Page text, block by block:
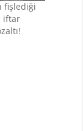
fişlediği
iftar